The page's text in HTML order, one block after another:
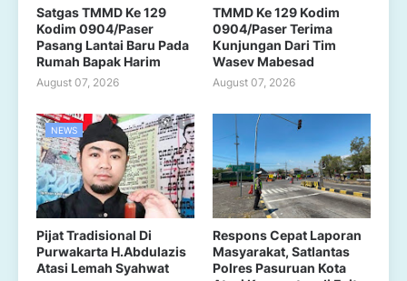
Satgas TMMD Ke 129
Kodim 0904/Paser
Pasang Lantai Baru Pada
Rumah Bapak Harim
August 07, 2026
TMMD Ke 129 Kodim
0904/Paser Terima
Kunjungan Dari Tim
Wasev Mabesad
August 07, 2026
NEWS
Pijat Tradisional Di
Purwakarta H.Abdulazis
Atasi Lemah Syahwat
Respons Cepat Laporan
Masyarakat, Satlantas
Polres Pasuruan Kota